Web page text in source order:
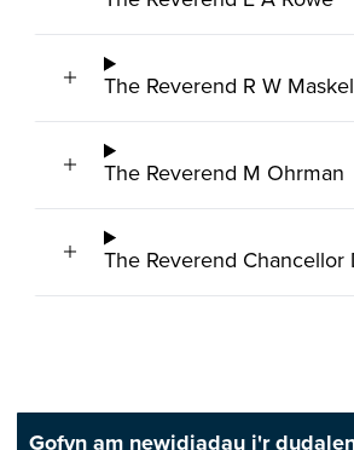
The Reverend R W
The Reverend M Ohrman
The Reverend Chancellor
Gofyn am newidiadau i'r